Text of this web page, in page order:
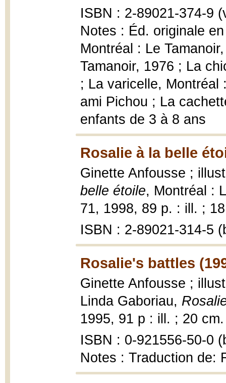
ISBN : 2-89021-374-9
Notes : Éd. originale
Montréal : Le
Tamanoir, 1976 ; La
; La varicelle, Montréal
ami Pichou ; La
enfants de 3 à 8 ans
Rosalie à la belle
Ginette Anfousse ;
belle étoile, Montréal :
71, 1998, 89 p. : ill. ;
ISBN : 2-89021-314-5
Rosalie's battles
Ginette Anfousse ;
Linda Gaboriau,
1995, 91 p : ill. ; 20 cm.
ISBN : 0-921556-50-0
Notes : Traduction de: